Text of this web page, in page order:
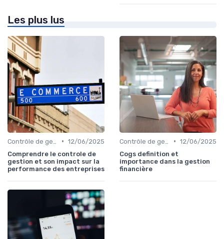
Les plus lus
• 12/06/2025
Comprendre le controle de
gestion et son impact sur la
performance des entreprises
• 12/06/2025
Cogs definition et
importance dans la gestion
financière